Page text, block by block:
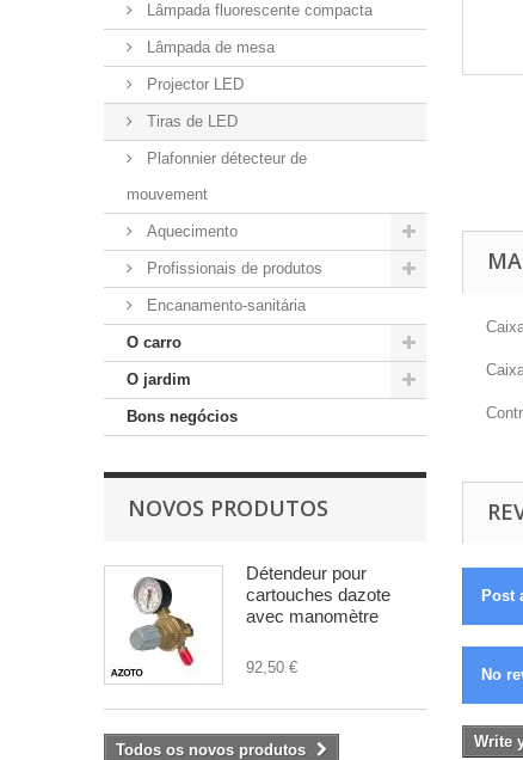
Lâmpada fluorescente compacta
Lâmpada de mesa
Projector LED
Tiras de LED
Plafonnier détecteur de
mouvement
Aquecimento
Profissionais de produtos
Encanamento-sanitária
O carro
O jardim
Bons negócios
NOVOS PRODUTOS
Détendeur pour
cartouches dazote
avec manomètre
92,50 €
Todos os novos produtos
Post
No
Write